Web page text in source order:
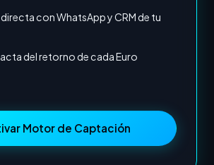
con WhatsApp y CRM de tu
del retorno de cada Euro
Motor de Captación